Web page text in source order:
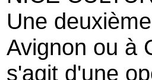
Une
Avignon ou à
s'agit d'une